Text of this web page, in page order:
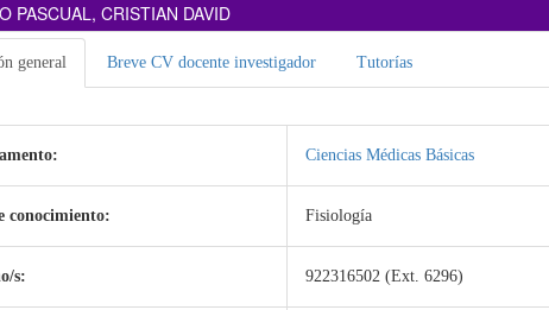
PASCUAL, CRISTIAN DAVID
general Breve CV docente investigador Tutorías
Ciencias Médicas Básicas
conocimiento: Fisiología
s: 922316502 (Ext. 6296)